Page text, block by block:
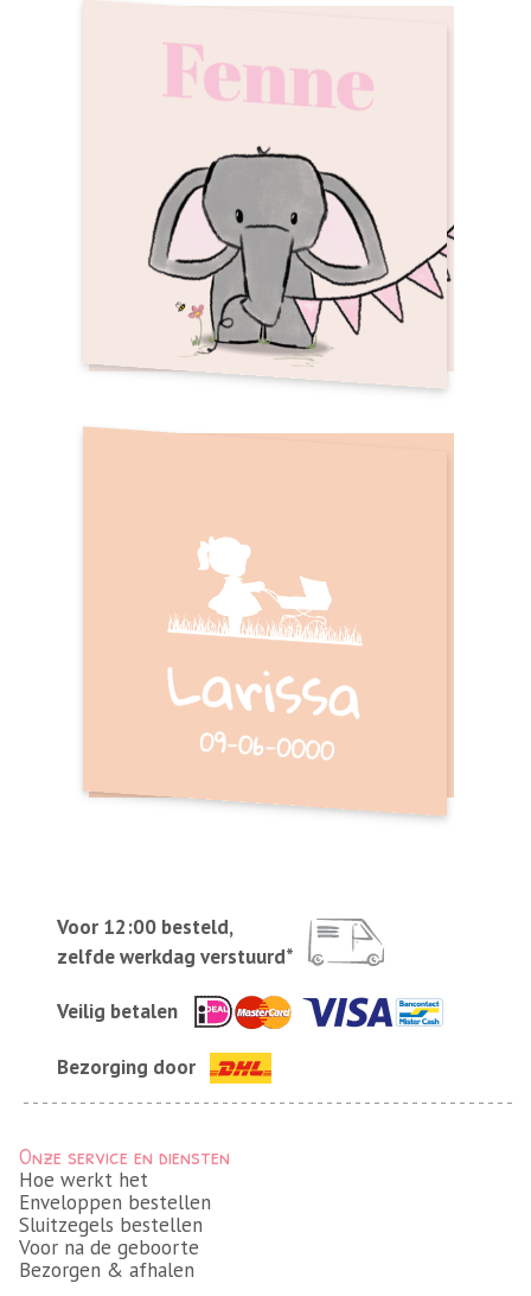
Voor 12:00 besteld,
zelfde werkdag verstuurd*
Veilig betalen
Bezorging door
Onze service en diensten
Hoe werkt het
Enveloppen bestellen
Sluitzegels bestellen
Voor na de geboorte
Bezorgen & afhalen